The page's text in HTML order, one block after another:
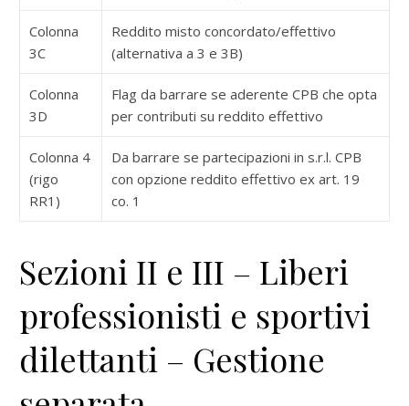
Colonna
3C
Reddito misto concordato/effettivo
(alternativa a 3 e 3B)
Colonna
3D
Flag da barrare se aderente CPB che opta
per contributi su reddito effettivo
Colonna 4
(rigo
RR1)
Da barrare se partecipazioni in s.r.l. CPB
con opzione reddito effettivo ex art. 19
co. 1
Sezioni II e III – Liberi
professionisti e sportivi
dilettanti – Gestione